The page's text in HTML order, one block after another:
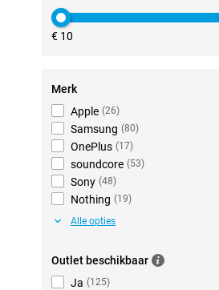
€ 10
Merk
Apple (26)
Samsung (80)
OnePlus (17)
soundcore (53)
Sony (48)
Nothing (19)
Alle opties
Outlet beschikbaar
Ja (125)